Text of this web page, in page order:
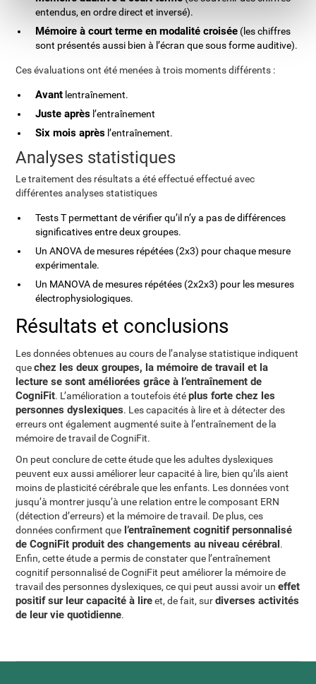
entendus, en ordre direct et inversé).
Mémoire à court terme en modalité croisée (les chiffres
sont présentés aussi bien à l’écran que sous forme auditive).
Ces évaluations ont été menées à trois moments différents :
Avant lentraînement.
Juste après l’entraînement
Six mois après l’entraînement.
Analyses statistiques
Le traitement des résultats a été effectué effectué avec
différentes analyses statistiques
Tests T permettant de vérifier qu’il n’y a pas de différences
significatives entre deux groupes.
Un ANOVA de mesures répétées (2x3) pour chaque mesure
expérimentale.
Un MANOVA de mesures répétées (2x2x3) pour les mesures
électrophysiologiques.
Résultats et conclusions
Les données obtenues au cours de l’analyse statistique indiquent
quechez les deux groupes, la mémoire de travail et la
lecture se sont améliorées grâce à l’entraînement de
CogniFit. L’amélioration a toutefois étéplus forte chez les
personnes dyslexiques. Les capacités à lire et à détecter des
erreurs ont également augmenté suite à l’entraînement de la
mémoire de travail de CogniFit.
On peut conclure de cette étude que les adultes dyslexiques
peuvent eux aussi améliorer leur capacité à lire, bien qu’ils aient
moins de plasticité cérébrale que les enfants. Les données vont
jusqu’à montrer jusqu’à une relation entre le composant ERN
(détection d’erreurs) et la mémoire de travail. De plus, ces
données confirment que l’entraînement cognitif personnalisé
de CogniFit produit des changements au niveau cérébral.
Enfin, cette étude a permis de constater que l’entraînement
cognitif personnalisé de CogniFit peut améliorer la mémoire de
travail des personnes dyslexiques, ce qui peut aussi avoir uneffet
positif sur leur capacité à lireet, de fait, surdiverses activités
de leur vie quotidienne.